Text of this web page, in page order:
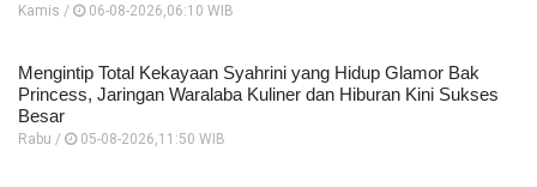
Kamis / 06-08-2026,06:10 WIB
Mengintip Total Kekayaan Syahrini yang Hidup Glamor Bak
Princess, Jaringan Waralaba Kuliner dan Hiburan Kini Sukses
Besar
Rabu / 05-08-2026,11:50 WIB